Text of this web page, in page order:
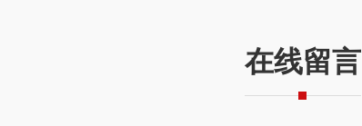
在线留言